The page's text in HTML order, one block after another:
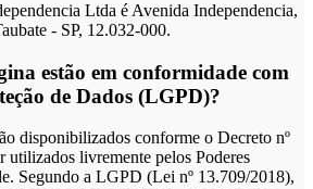
Ltda é Avenida Independencia,
- SP, 12.032-000.
estão em conformidade com
de Dados (LGPD)?
disponibilizados conforme o Decreto nº
utilizados livremente pelos Poderes
Segundo a LGPD (Lei nº 13.709/2018),